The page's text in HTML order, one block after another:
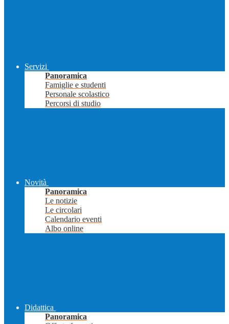
Servizi
Panoramica
Famiglie e studenti
Personale scolastico
Percorsi di studio
Novità
Panoramica
Le notizie
Le circolari
Calendario eventi
Albo online
Didattica
Panoramica